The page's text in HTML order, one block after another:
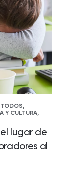
Y CULTURA,
lugar de
al